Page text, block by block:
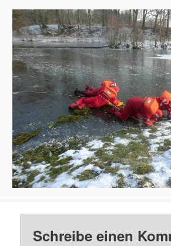
Schreibe einen